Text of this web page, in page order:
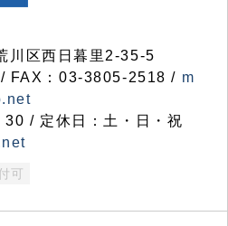
区西日暮里2-35-5
FAX：03-3805-2518 / m
/ 定休日：土・日・祝
可